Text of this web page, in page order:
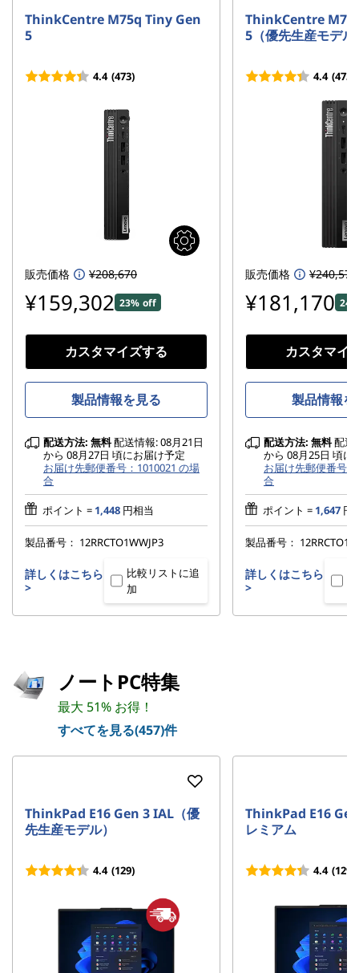
ThinkCentre M75q Tiny Gen
5
4.4 (473)
販売価格 ¥208,670
¥159,302 23% off
カスタマイズする
製品情報を見る
配送方法: 無料配送情報: 08月21日
から 08月27日 頃にお届け予定
お届け先郵便番号：1010021 の場
合
ポイント = 1,448 円相当
製品番号： 12RRCTO1WWJP3
詳しくはこちら
>
比較リストに追
加
ThinkCentre
5（優先生産モデル
4.4 (473)
販売価格 ¥240,570
¥181,170
カスタマイ
製品情報
配送方法: 無料配送
から 08月25日 頃に
お届け先郵便番号
合
ポイント = 1,647 円
製品番号：
詳しくはこちら
>
ノートPC特集
最大 51% お得！
すべてを見る(457)件
ThinkPad E16 Gen 3 IAL（優
先生産モデル）
4.4 (129)
ThinkPad E16
レミアム
4.4 (129)